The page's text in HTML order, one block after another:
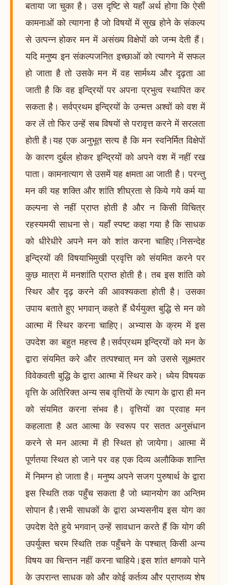
बताया जा चुका है। उस दृष्टि से यहाँ अर्थ होगा कि ऐसी
कामनाओं को त्यागना है जो विषयों में सुख होने के संकल्प
से उत्पन्न होकर मन में असंख्य विक्षेपों को जन्म देती हैं।
यदि मनुष्य इन संकल्पजनित इच्छाओं को त्यागने में सफल
हो जाता है तो उसके मन में वह सार्मथ्य और दृढ़ता आ
जाती है कि वह इन्द्रियों पर अपना प्रभुत्व स्थापित कर
सकता है। सर्वप्रथम इन्द्रियों के उन्मत्त अश्वों को वश में
कर लें तो फिर उन्हें सब विषयों से परावृत्त करने में सरलता
होती है।यह एक अनुभूत सत्य है कि मन स्वनिर्मित विक्षेपों
के कारण दुर्बल होकर इन्द्रियों को अपने वश में नहीं रख
पाता। कामनात्याग से उसमें यह क्षमता आ जाती है। परन्तु
मन की यह शक्ति और शांति शीघ्रता से किये गये कर्म या
कल्पना से नहीं प्राप्त होती है और न किसी विचित्र
रहस्यमयी साधना से। यहाँ स्पष्ट कहा गया है कि साधक
को धीरेधीरे अपने मन को शांत करना चाहिए।निसन्देह
इन्द्रियों की विषयाभिमुखी प्रवृत्ति को संयमित करने पर
कुछ मात्रा में मनशांति प्राप्त होती है। तब इस शांति को
स्थिर और दृढ़ करने की आवश्यकता होती है। उसका
उपाय बताते हुए भगवान् कहते हैं धैर्ययुक्त बुद्धि से मन को
आत्मा में स्थिर करना चाहिए। अभ्यास के क्रम में इस
उपदेश का बहुत महत्त्व है।सर्वप्रथम इन्द्रियों को मन के
द्वारा संयमित करे और तत्पश्चात् मन को उससे सूक्ष्मतर
विवेकवती बुद्धि के द्वारा आत्मा में स्थिर करे। ध्येय विषयक
वृत्ति के अतिरिक्त अन्य सब वृत्तियों के त्याग के द्वारा ही मन
को संयमित करना संभव है। वृत्तियों का प्रवाह मन
कहलाता है अत आत्मा के स्वरूप पर सतत अनुसंधान
करने से मन आत्मा में ही स्थित हो जायेगा। आत्मा में
पूर्णतया स्थित हो जाने पर वह एक दिव्य अलौकिक शान्ति
में निमग्न हो जाता है। मनुष्य अपने सजग पुरुषार्थ के द्वारा
इस स्थिति तक पहुँच सकता है जो ध्यानयोग का अन्तिम
सोपान है।सभी साधकों के द्वारा अभ्यसनीय इस योग का
उपदेश देते हुये भगवान् उन्हें सावधान करते हैं कि योग की
उपर्युक्त चरम स्थिति तक पहुँचने के पश्चात् किसी अन्य
विषय का चिन्तन नहीं करना चाहिये।इस शांत क्षणको पाने
के उपरान्त साधक को और कोई कर्तव्य और प्राप्तव्य शेष